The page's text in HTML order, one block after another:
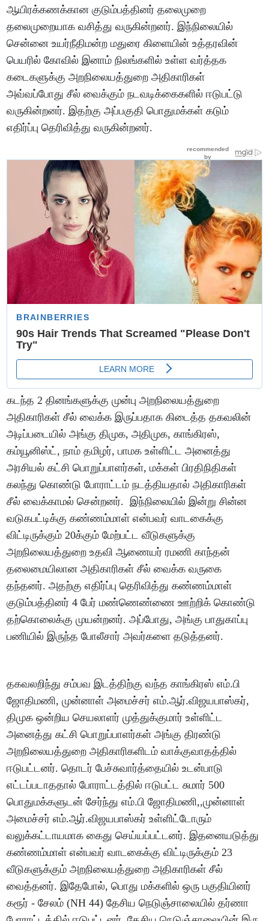
ஆயிரக்கணக்கான குடும்பத்தினர் தலைமுறை
தலைமுறையாக வசித்து வருகின்றனர். இந்நிலையில்
சென்னை உயர்நீதிமன்ற மதுரை கிளையின் உத்தரவின்
பெயரில் கோவில் இனாம் நிலங்களில் உள்ள வர்த்தக
கடைகளுக்கு அறநிலையத்துறை அதிகாரிகள்
அவ்வப்போது சீல் வைக்கும் நடவடிக்கைகளில் ஈடுபட்டு
வருகின்றனர். இதற்கு அப்பகுதி பொதுமக்கள் கடும்
எதிர்ப்பு தெரிவித்து வருகின்றனர்.
கடந்த 2 தினங்களுக்கு முன்பு அறநிலையத்துறை
அதிகாரிகள் சீல் வைக்க இருப்பதாக கிடைத்த தகவலின்
அடிப்படையில் அங்கு திமுக, அதிமுக, காங்கிரஸ்,
கம்யூனிஸ்ட், நாம் தமிழர், பாமக உள்ளிட்ட அனைத்து
அரசியல் கட்சி பொறுப்பாளர்கள், மக்கள் பிரதிநிதிகள்
கலந்து கொண்டு போராட்டம் நடத்தியதால் அதிகாரிகள்
சீல் வைக்காமல் சென்றனர். இந்நிலையில் இன்று சின்ன
வடுகபட்டிக்கு கண்ணம்மாள் என்பவர் வாடகைக்கு
விட்டிருக்கும் 20க்கும் மேற்பட்ட வீடுகளுக்கு
அறநிலையத்துறை உதவி ஆணையர் ரமணி காந்தன்
தலைமையிலான அதிகாரிகள் சீல் வைக்க வருகை
தந்தனர். அதற்கு எதிர்ப்பு தெரிவித்து கண்ணம்மாள்
குடும்பத்தினர் 4 பேர் மண்ணெண்ணை ஊற்றிக் கொண்டு
தற்கொலைக்கு முயன்றனர். அப்போது, அங்கு பாதுகாப்பு
பணியில் இருந்த போலீசார் அவர்களை தடுத்தனர்.
தகவலறிந்து சம்பவ இடத்திற்கு வந்த காங்கிரஸ் எம்.பி
ஜோதிமணி, முன்னாள் அமைச்சர் எம்.ஆர்.விஜயபாஸ்கர்,
திமுக ஒன்றிய செயலாளர் முத்துக்குமார் உள்ளிட்ட
அனைத்து கட்சி பொறுப்பாளர்கள் அங்கு திரண்டு
அறநிலையத்துறை அதிகாரிகளிடம் வாக்குவாதத்தில்
ஈடுபட்டனர். தொடர் பேச்சுவார்த்தையில் உடன்பாடு
எட்டப்படாததால் போராட்டத்தில் ஈடுபட்ட சுமார் 500
பொதுமக்களுடன் சேர்ந்து எம்.பி ஜோதிமணி,,முன்னாள்
அமைச்சர் எம்.ஆர்.விஜயபாஸ்கர் உள்ளிட்டோரும்
வலுக்கட்டாயமாக கைது செய்யப்பட்டனர். இதனையடுத்து
கண்ணம்மாள் என்பவர் வாடகைக்கு விட்டிருக்கும் 23
வீடுகளுக்கும் அறநிலையத்துறை அதிகாரிகள் சீல்
வைத்தனர். இதேபோல், பொது மக்களில் ஒரு பகுதியினர்
கரூர் - சேலம் (NH 44) தேசிய நெடுஞ்சாலையில் தர்ணா